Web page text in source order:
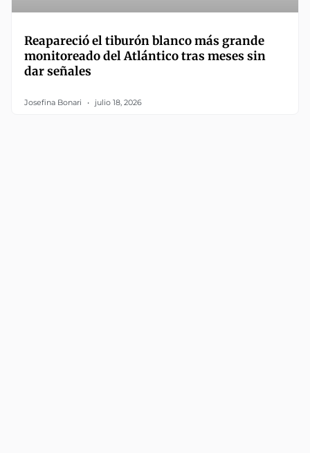
Reapareció el tiburón blanco más grande
monitoreado del Atlántico tras meses sin
dar señales
Josefina Bonari julio 18, 2026